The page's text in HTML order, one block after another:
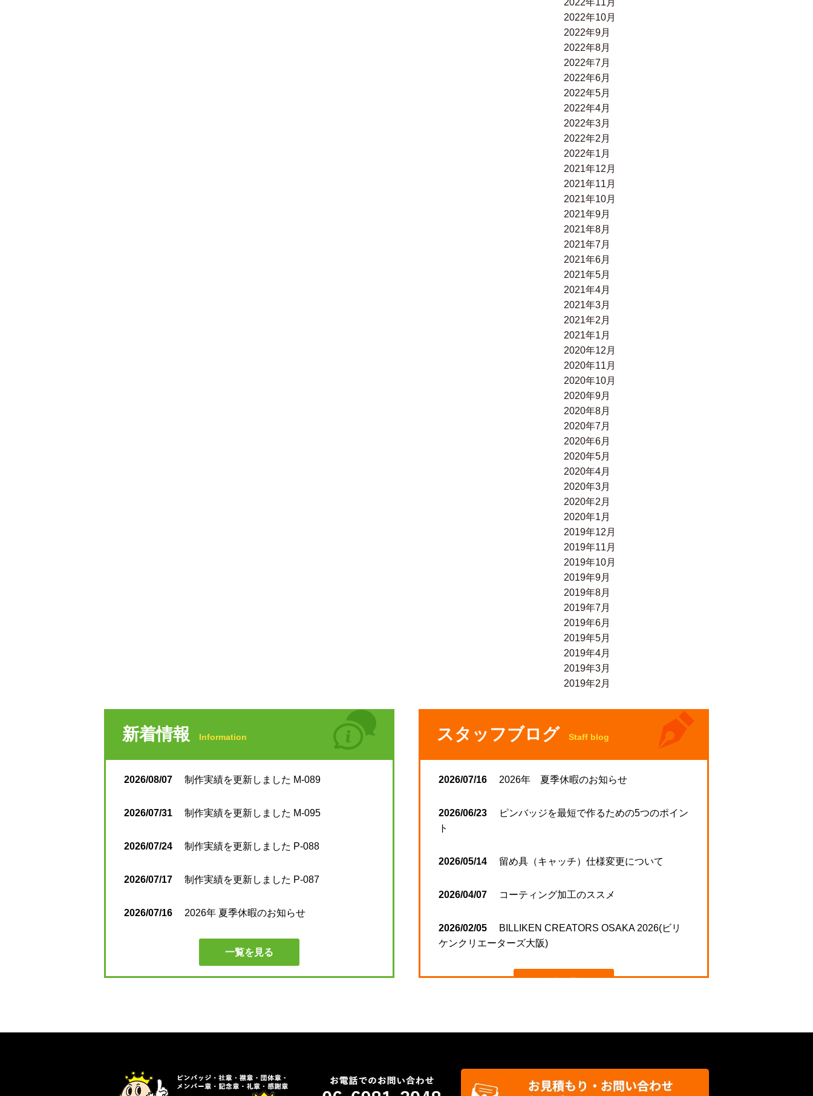
2022年11月
2022年10月
2022年9月
2022年8月
2022年7月
2022年6月
2022年5月
2022年4月
2022年3月
2022年2月
2022年1月
2021年12月
2021年11月
2021年10月
2021年9月
2021年8月
2021年7月
2021年6月
2021年5月
2021年4月
2021年3月
2021年2月
2021年1月
2020年12月
2020年11月
2020年10月
2020年9月
2020年8月
2020年7月
2020年6月
2020年5月
2020年4月
2020年3月
2020年2月
2020年1月
2019年12月
2019年11月
2019年10月
2019年9月
2019年8月
2019年7月
2019年6月
2019年5月
2019年4月
2019年3月
2019年2月
新着情報 Information
2026/08/07 制作実績を更新しました M-089
2026/07/31 制作実績を更新しました M-095
2026/07/24 制作実績を更新しました P-088
2026/07/17 制作実績を更新しました P-087
2026/07/16 2026年 夏季休暇のお知らせ
一覧を見る
スタッフブログ Staff blog
2026/07/16 2026年 夏季休暇のお知らせ
2026/06/23
ピンバッジを最短で作るための5つのポイン
ト
2026/05/14 留め具（キャッチ）仕様変更について
2026/04/07 コーティング加工のススメ
2026/02/05
BILLIKEN CREATORS OSAKA 2026(ビリ
ケンクリエーターズ大阪)